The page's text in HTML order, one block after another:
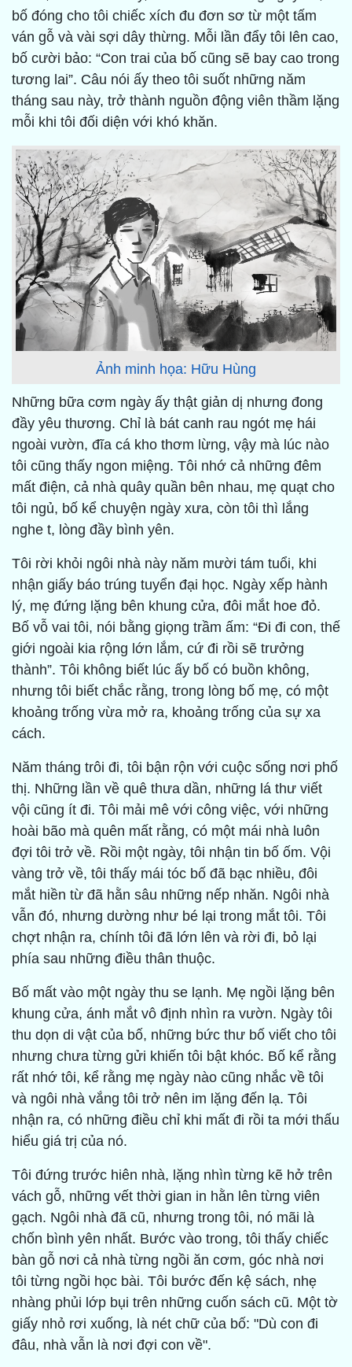
bố đóng cho tôi chiếc xích đu đơn sơ từ một tấm
ván gỗ và vài sợi dây thừng. Mỗi lần đẩy tôi lên cao,
bố cười bảo: “Con trai của bố cũng sẽ bay cao trong
tương lai”. Câu nói ấy theo tôi suốt những năm
tháng sau này, trở thành nguồn động viên thầm lặng
mỗi khi tôi đối diện với khó khăn.
Ảnh minh họa: Hữu Hùng
Những bữa cơm ngày ấy thật giản dị nhưng đong
đầy yêu thương. Chỉ là bát canh rau ngót mẹ hái
ngoài vườn, đĩa cá kho thơm lừng, vậy mà lúc nào
tôi cũng thấy ngon miệng. Tôi nhớ cả những đêm
mất điện, cả nhà quây quần bên nhau, mẹ quạt cho
tôi ngủ, bố kể chuyện ngày xưa, còn tôi thì lắng
nghe t, lòng đầy bình yên.
Tôi rời khỏi ngôi nhà này năm mười tám tuổi, khi
nhận giấy báo trúng tuyển đại học. Ngày xếp hành
lý, mẹ đứng lặng bên khung cửa, đôi mắt hoe đỏ.
Bố vỗ vai tôi, nói bằng giọng trầm ấm: “Đi đi con, thế
giới ngoài kia rộng lớn lắm, cứ đi rồi sẽ trưởng
thành”. Tôi không biết lúc ấy bố có buồn không,
nhưng tôi biết chắc rằng, trong lòng bố mẹ, có một
khoảng trống vừa mở ra, khoảng trống của sự xa
cách.
Năm tháng trôi đi, tôi bận rộn với cuộc sống nơi phố
thị. Những lần về quê thưa dần, những lá thư viết
vội cũng ít đi. Tôi mải mê với công việc, với những
hoài bão mà quên mất rằng, có một mái nhà luôn
đợi tôi trở về. Rồi một ngày, tôi nhận tin bố ốm. Vội
vàng trở về, tôi thấy mái tóc bố đã bạc nhiều, đôi
mắt hiền từ đã hằn sâu những nếp nhăn. Ngôi nhà
vẫn đó, nhưng dường như bé lại trong mắt tôi. Tôi
chợt nhận ra, chính tôi đã lớn lên và rời đi, bỏ lại
phía sau những điều thân thuộc.
Bố mất vào một ngày thu se lạnh. Mẹ ngồi lặng bên
khung cửa, ánh mắt vô định nhìn ra vườn. Ngày tôi
thu dọn di vật của bố, những bức thư bố viết cho tôi
nhưng chưa từng gửi khiến tôi bật khóc. Bố kể rằng
rất nhớ tôi, kể rằng mẹ ngày nào cũng nhắc về tôi
và ngôi nhà vắng tôi trở nên im lặng đến lạ. Tôi
nhận ra, có những điều chỉ khi mất đi rồi ta mới thấu
hiểu giá trị của nó.
Tôi đứng trước hiên nhà, lặng nhìn từng kẽ hở trên
vách gỗ, những vết thời gian in hằn lên từng viên
gạch. Ngôi nhà đã cũ, nhưng trong tôi, nó mãi là
chốn bình yên nhất. Bước vào trong, tôi thấy chiếc
bàn gỗ nơi cả nhà từng ngồi ăn cơm, góc nhà nơi
tôi từng ngồi học bài. Tôi bước đến kệ sách, nhẹ
nhàng phủi lớp bụi trên những cuốn sách cũ. Một tờ
giấy nhỏ rơi xuống, là nét chữ của bố: "Dù con đi
đâu, nhà vẫn là nơi đợi con về".